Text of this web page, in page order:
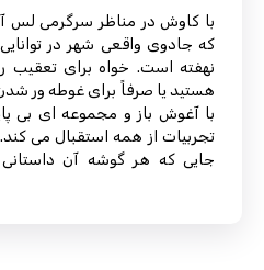
با کاوش در مناظر سرگرمی لس
که جادوی واقعی شهر در
نهفته است. خواه برای تعقیب
هستید یا صرفاً برای غوطه ور
تجربیات از همه استقبال می
جایی که هر گوشه آن